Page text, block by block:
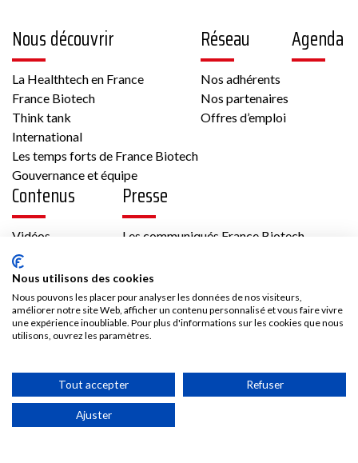
Autre, Culture cellulaire
Voir la fiche
33 43 av Georges Pompidou 31130 Balma
France
Cardiologie/Vasculaire, Métabolisme,
Nous découvrir
La Healthtech en France
France Biotech
Think tank
International
Les temps forts de France Biotech
Gouvernance et équipe
Réseau
Nos adhérents
Nos partenaires
Offres d’emploi
Agenda
Contenus
Vidéos
Publications
Presse
Les communiqués France Biotech
Kit médias
Nous rejoindre
Adhésion
Accès adhérent
Nous utilisons des cookies
Nous pouvons les placer pour analyser les données de nos visiteurs,
améliorer notre site Web, afficher un contenu personnalisé et vous faire vivre
une expérience inoubliable. Pour plus d'informations sur les cookies que nous
utilisons, ouvrez les paramètres.
Tout accepter Refuser
Ajuster